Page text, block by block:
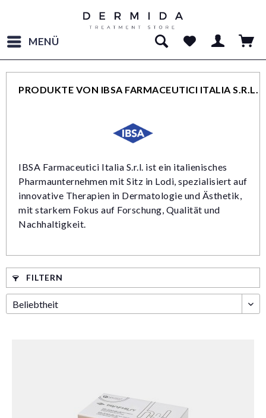
MENÜ
PRODUKTE VON IBSA FARMACEUTICI ITALIA S.R.L.
IBSA Farmaceutici Italia S.r.l. ist ein italienisches
Pharmaunternehmen mit Sitz in Lodi, spezialisiert auf
innovative Therapien in Dermatologie und Ästhetik,
mit starkem Fokus auf Forschung, Qualität und
Nachhaltigkeit.
FILTERN